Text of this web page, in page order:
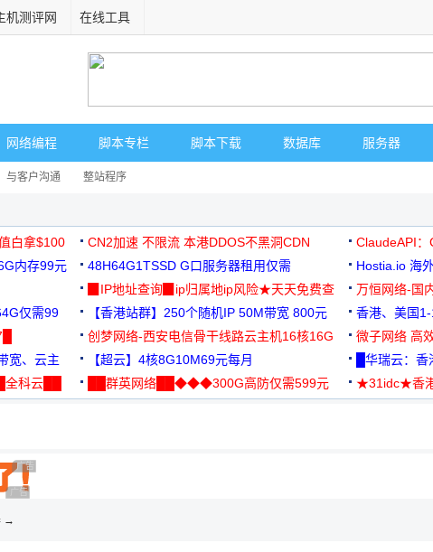
机测评网 在线工具
网络编程 脚本专栏 脚本下载 数据库 服务器
与客户沟通 整站程序
白拿$100 CN2加速 不限流 本港DDOS不黑洞CDN ClaudeAPI
内存99元
48H64G1TSSD G口服务器租用仅需
3000+可免费测试
Hostia.io 海
▉IP地址查询▉ip归属地ip风险★天天免费查
万恒网络-国
99元/月起
仅需99
【香港站群】250个随机IP 50M带宽 800元 香港、美国
创梦网络-西安电信骨干线路云主机16核16G
88元/月
微子网络 高
宽、云主
【超云】4核8G10M69元每月 █华瑞云：
科云██
██群英网络██◆◆◆300G高防仅需599元
★31idc★香
广告 商业广告，理性选择
广告 商业广告，理性选择
→